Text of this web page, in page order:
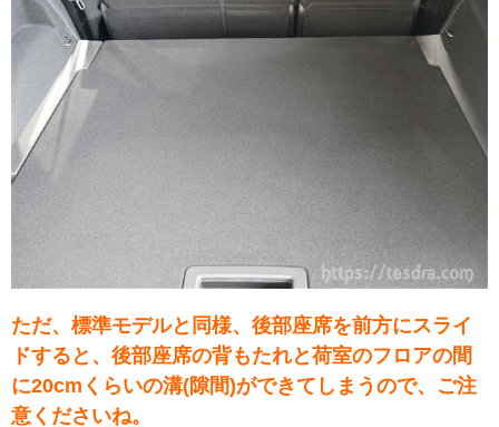
ただ、標準モデルと同様、後部座席を前方にスライ
ドすると、後部座席の背もたれと荷室のフロアの間
に20cmくらいの溝(隙間)ができてしまうので、ご注
意くださいね。